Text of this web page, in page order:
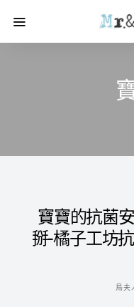
寶寶的抗菌
掰-橘子工坊
鳥夫